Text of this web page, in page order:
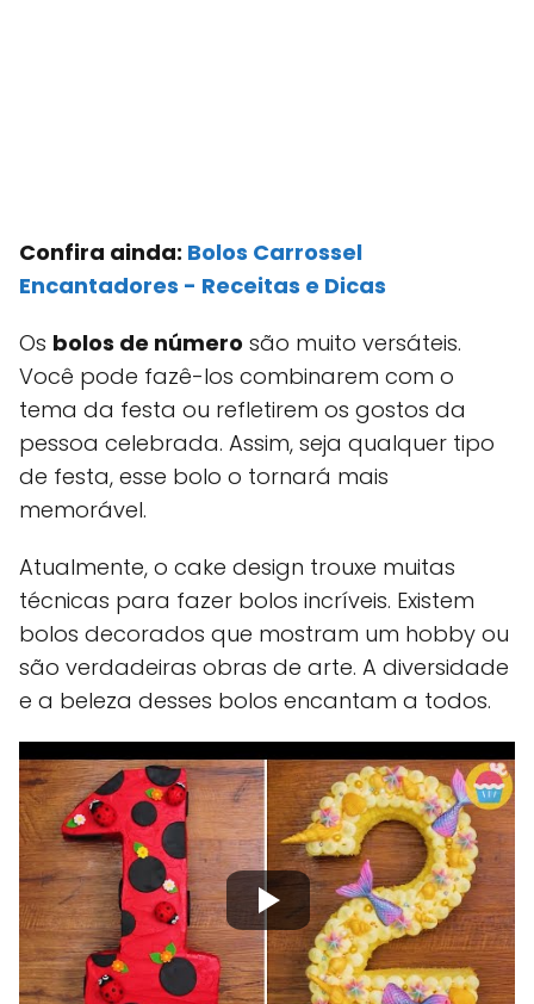
Confira ainda: Bolos Carrossel
Encantadores - Receitas e Dicas
Os bolos de número são muito versáteis.
Você pode fazê-los combinarem com o
tema da festa ou refletirem os gostos da
pessoa celebrada. Assim, seja qualquer tipo
de festa, esse bolo o tornará mais
memorável.
Atualmente, o cake design trouxe muitas
técnicas para fazer bolos incríveis. Existem
bolos decorados que mostram um hobby ou
são verdadeiras obras de arte. A diversidade
e a beleza desses bolos encantam a todos.